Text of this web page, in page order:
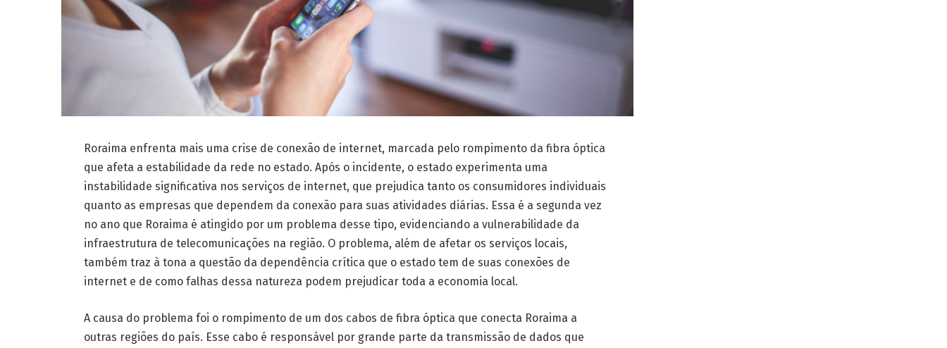
Roraima enfrenta mais uma crise de conexão de internet, marcada pelo rompimento da fibra óptica
que afeta a estabilidade da rede no estado. Após o incidente, o estado experimenta uma
instabilidade significativa nos serviços de internet, que prejudica tanto os consumidores individuais
quanto as empresas que dependem da conexão para suas atividades diárias. Essa é a segunda vez
no ano que Roraima é atingido por um problema desse tipo, evidenciando a vulnerabilidade da
infraestrutura de telecomunicações na região. O problema, além de afetar os serviços locais,
também traz à tona a questão da dependência crítica que o estado tem de suas conexões de
internet e de como falhas dessa natureza podem prejudicar toda a economia local.
A causa do problema foi o rompimento de um dos cabos de fibra óptica que conecta Roraima a
outras regiões do país. Esse cabo é responsável por grande parte da transmissão de dados que